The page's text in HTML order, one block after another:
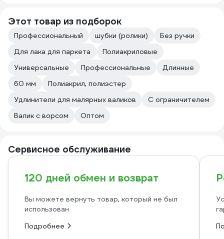
Этот товар из подборок
Профессиональный шубки (ролики)
Без ручки
Для лака для паркета
Полиакриловые
Универсальные
Профессиональные
Длинные
60 мм
Полиакрил, полиэстер
Удлинители для малярных валиков
С ограничителем
Валик с ворсом
Оптом
Сервисное обслуживание
120 дней обмен и возврат
Вы можете вернуть товар, который не был
использован
Подробнее